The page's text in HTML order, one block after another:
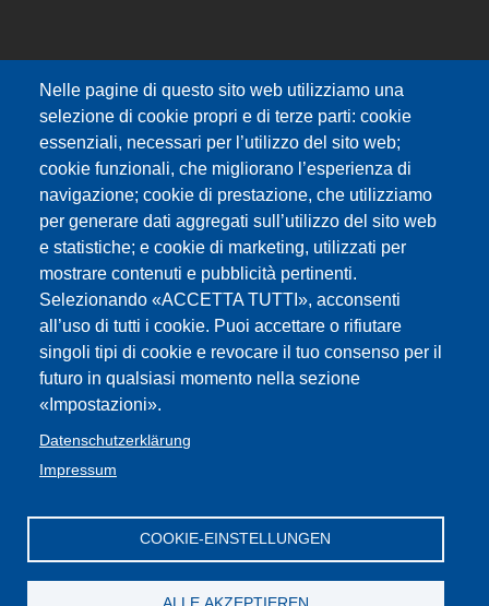
Nelle pagine di questo sito web utilizziamo una
selezione di cookie propri e di terze parti: cookie
essenziali, necessari per l’utilizzo del sito web;
cookie funzionali, che migliorano l’esperienza di
navigazione; cookie di prestazione, che utilizziamo
per generare dati aggregati sull’utilizzo del sito web
e statistiche; e cookie di marketing, utilizzati per
mostrare contenuti e pubblicità pertinenti.
Selezionando «ACCETTA TUTTI», acconsenti
all’uso di tutti i cookie. Puoi accettare o rifiutare
singoli tipi di cookie e revocare il tuo consenso per il
futuro in qualsiasi momento nella sezione
«Impostazioni».
Datenschutzerklärung
Impressum
COOKIE-EINSTELLUNGEN
ALLE AKZEPTIEREN